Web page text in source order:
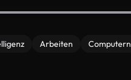
Arbeiten Computern